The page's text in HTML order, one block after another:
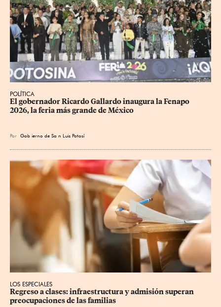
POLÍTICA
​El gobernador Ricardo Gallardo inaugura la Fenapo
2026, la feria más grande de México
Por Gob ierno de Sa n Luis Potosí
LOS ESPECIALES
Regreso a clases: infraestructura y admisión superan
preocupaciones de las familias